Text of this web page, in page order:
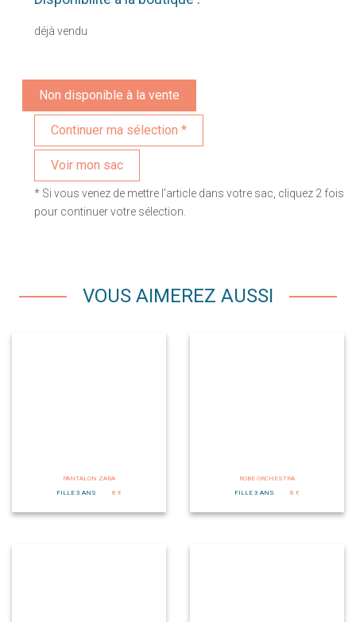
déjà vendu
Non disponible à la vente
Voir mon sac
* Si vous venez de mettre l'article dans votre sac, cliquez 2 fois
pour continuer votre sélection.
VOUS AIMEREZ AUSSI
PANTALON ZARA
FILLE 3 ANS
8 €
ROBE ORCHESTRA
FILLE 3 ANS
8 €